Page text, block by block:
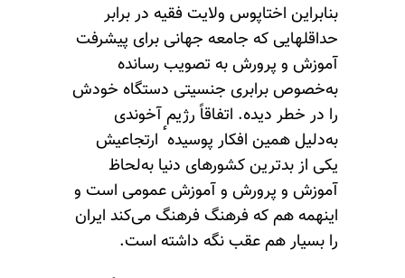
بنابراین اختاپوس ولایت فقیه در برابر
حداقلهایی که جامعه جهانی برای پیشرفت
آموزش و پرورش به تصویب رسانده
به‌خصوص برابری جنسیتی دستگاه خودش
را در خطر دیده. اتفاقاً رژیم آخوندی
به‌دلیل همین افکار پوسیدهٴ ارتجاعیش
یکی از بدترین کشورهای دنیا به‌لحاظ
آموزش و پرورش و آموزش عمومی است و
اینهمه هم که فرهنگ فرهنگ می‌کند ایران
را بسیار هم عقب نگه داشته است.